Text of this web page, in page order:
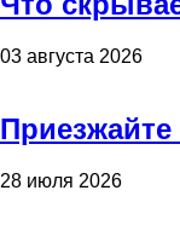
03 августа 2026
28 июля 2026